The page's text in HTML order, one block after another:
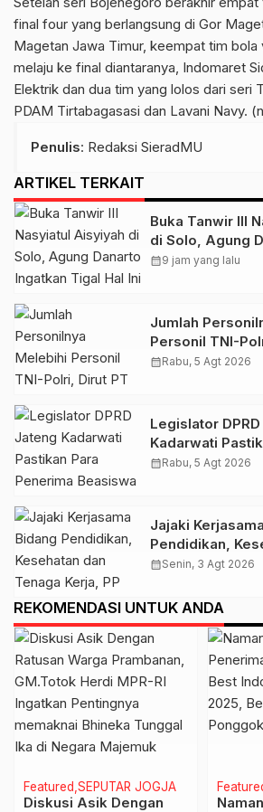
final four yang berlangsung di Gor
Magetan Jawa Timur, keempat tim bola
melaju ke final diantaranya, Indomaret
Elektrik dan dua tim yang lolos dari seri
PDAM Tirtabagasasi dan Lavani Navy.
Penulis: Redaksi SieradMU
ARTIKEL TERKAIT
Buka Tanwir III
di Solo, Agung
Tigal Hal Ini
calendar_month9 jam yang lalu
Jumlah
Personil TNI-
Total Security
calendar_monthRabu, 5 Agt 2026
Legislator
Kadarwati
Penerima
calendar_monthRabu, 5 Agt 2026
Jajaki
Pendidikan,
Tenaga Kerja,
Terima
calendar_monthSenin, 3 Agt 2026
REKOMENDASI UNTUK ANDA
Featured SEPUTAR JOGJA
Diskusi Asik Dengan